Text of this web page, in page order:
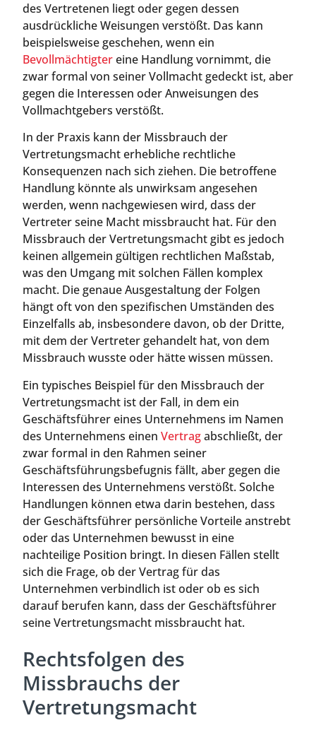
des Vertretenen liegt oder gegen dessen
ausdrückliche Weisungen verstößt. Das kann
beispielsweise geschehen, wenn ein
Bevollmächtigtereine Handlung vornimmt, die
zwar formal von seiner Vollmacht gedeckt ist, aber
gegen die Interessen oder Anweisungen des
Vollmachtgebers verstößt.
In der Praxis kann der Missbrauch der
Vertretungsmacht erhebliche rechtliche
Konsequenzen nach sich ziehen. Die betroffene
Handlung könnte als unwirksam angesehen
werden, wenn nachgewiesen wird, dass der
Vertreter seine Macht missbraucht hat. Für den
Missbrauch der Vertretungsmacht gibt es jedoch
keinen allgemein gültigen rechtlichen Maßstab,
was den Umgang mit solchen Fällen komplex
macht. Die genaue Ausgestaltung der Folgen
hängt oft von den spezifischen Umständen des
Einzelfalls ab, insbesondere davon, ob der Dritte,
mit dem der Vertreter gehandelt hat, von dem
Missbrauch wusste oder hätte wissen müssen.
Ein typisches Beispiel für den Missbrauch der
Vertretungsmacht ist der Fall, in dem ein
Geschäftsführer eines Unternehmens im Namen
des Unternehmens einen Vertragabschließt, der
zwar formal in den Rahmen seiner
Geschäftsführungsbefugnis fällt, aber gegen die
Interessen des Unternehmens verstößt. Solche
Handlungen können etwa darin bestehen, dass
der Geschäftsführer persönliche Vorteile anstrebt
oder das Unternehmen bewusst in eine
nachteilige Position bringt. In diesen Fällen stellt
sich die Frage, ob der Vertrag für das
Unternehmen verbindlich ist oder ob es sich
darauf berufen kann, dass der Geschäftsführer
seine Vertretungsmacht missbraucht hat.
Rechtsfolgen des
Missbrauchs der
Vertretungsmacht